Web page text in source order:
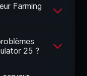
Farming
25 ?